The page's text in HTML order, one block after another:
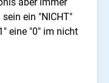
ein "NICHT"
eine "0" im nicht